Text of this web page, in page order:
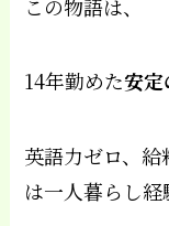
この物語は、
14年勤めた安定
英語力ゼロ、
は一人暮らし経